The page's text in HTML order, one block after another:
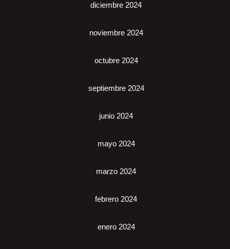
diciembre 2024
noviembre 2024
octubre 2024
septiembre 2024
junio 2024
mayo 2024
marzo 2024
febrero 2024
enero 2024